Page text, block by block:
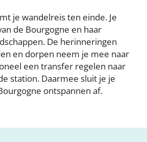
je wandelreis ten einde. Je
de Bourgogne en haar
De herinneringen
en dorpen neem je mee naar
een transfer regelen naar
station. Daarmee sluit je je
ontspannen af.